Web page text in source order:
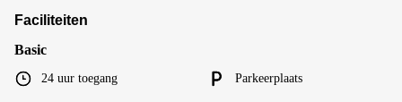
Faciliteiten
Basic
24 uur toegang Parkeerplaats